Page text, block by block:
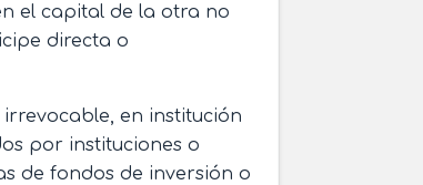
el capital de la otra no
directa o
en institución
por instituciones o
de fondos de inversión o